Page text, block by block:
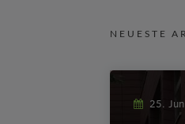
NEUESTE
25.